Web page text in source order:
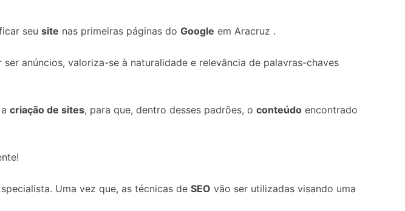
seu site nas primeiras páginas do Google em Aracruz .
anúncios, valoriza-se à naturalidade e relevância de palavras-chaves
criação de sites, para que, dentro desses padrões, o conteúdo encontrado
Uma vez que, as técnicas de SEO vão ser utilizadas visando uma